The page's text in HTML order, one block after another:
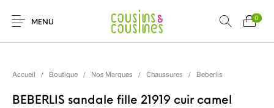
MENU
0
Accueil / Boutique / Nos Marques / Chaussures / Beberlis
BEBERLIS sandale fille 21919 cuir camel